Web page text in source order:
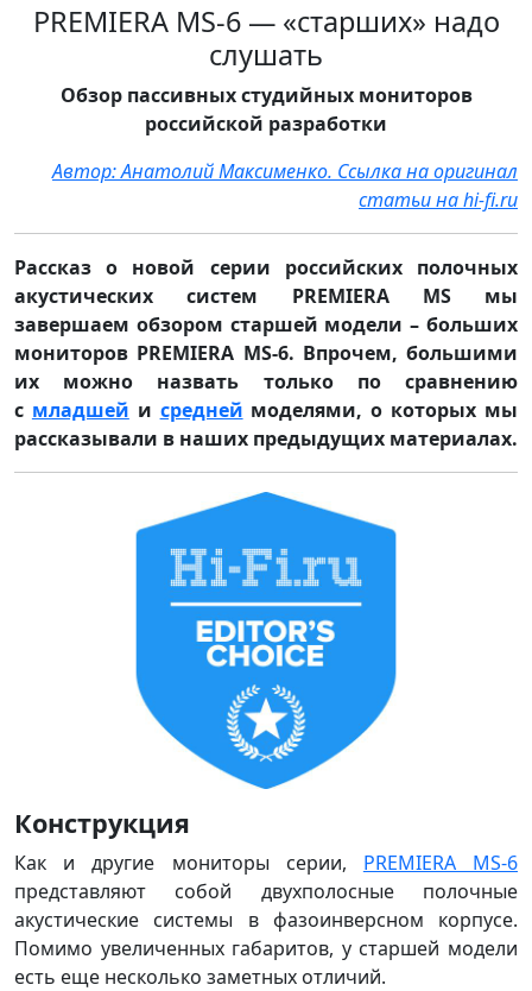
PREMIERA MS-6 — «старших» надо
слушать
Обзор пассивных студийных мониторов
российской разработки
Автор: Анатолий Максименко. Ссылка на оригинал
статьи на hi-fi.ru
Рассказ о новой серии российских полочных
акустических систем PREMIERA MS мы
завершаем обзором старшей модели – больших
мониторов PREMIERA MS-6. Впрочем, большими
их можно назвать только по сравнению
с младшей и средней моделями, о которых мы
рассказывали в наших предыдущих материалах.
Конструкция
Как и другие мониторы серии, PREMIERA MS-6
представляют собой двухполосные полочные
акустические системы в фазоинверсном корпусе.
Помимо увеличенных габаритов, у старшей модели
есть еще несколько заметных отличий.